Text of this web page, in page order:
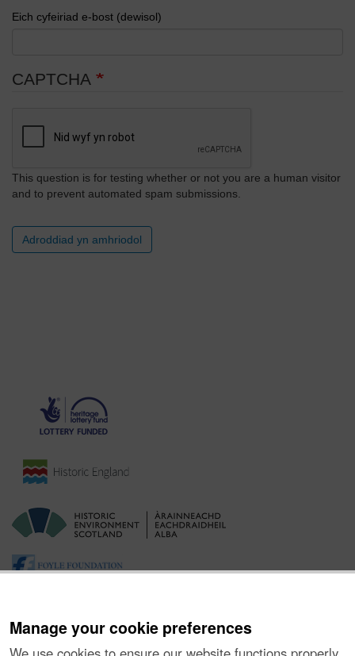
Manage your cookie preferences
Eich cyfeiriad e-bost (dewisol)
CAPTCHA
This question is for testing whether or not you are a human visitor
and to prevent automated spam submissions.
Adroddiad yn amhriodol